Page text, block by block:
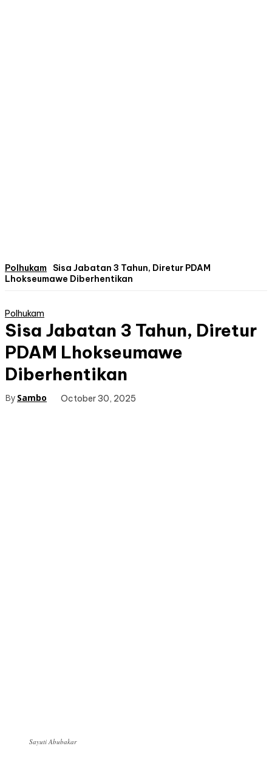
Polhukam
Sisa Jabatan 3 Tahun, Diretur PDAM
Lhokseumawe Diberhentikan
Polhukam
Sisa Jabatan 3 Tahun, Diretur
PDAM Lhokseumawe
Diberhentikan
By Sambo October 30, 2025
Sayuti Abubakar